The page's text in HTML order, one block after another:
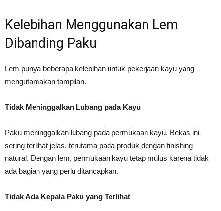
Kelebihan Menggunakan Lem
Dibanding Paku
Lem punya beberapa kelebihan untuk pekerjaan kayu yang
mengutamakan tampilan.
Tidak Meninggalkan Lubang pada Kayu
Paku meninggalkan lubang pada permukaan kayu. Bekas ini
sering terlihat jelas, terutama pada produk dengan finishing
natural. Dengan lem, permukaan kayu tetap mulus karena tidak
ada bagian yang perlu ditancapkan.
Tidak Ada Kepala Paku yang Terlihat